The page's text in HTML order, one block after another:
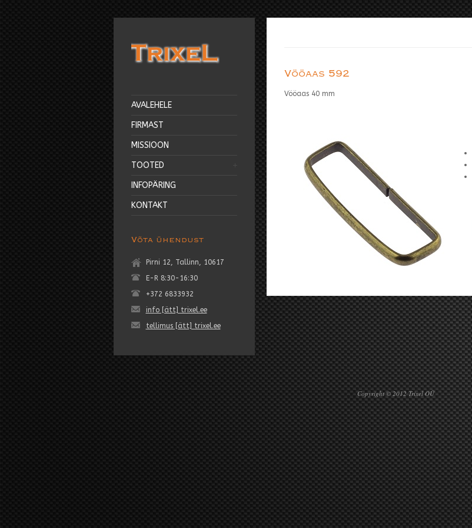
Vööaas 592
Vööaas 40 mm
AVALEHELE
FIRMAST
MISSIOON
TOOTED
INFOPÄRING
KONTAKT
Võta ühendust
Pirni 12, Tallinn, 10617
E-R 8:30-16:30
+372 6833932
info [ätt] trixel.ee
tellimus [ätt] trixel.ee
Copyright © 2012 Trixel OÜ